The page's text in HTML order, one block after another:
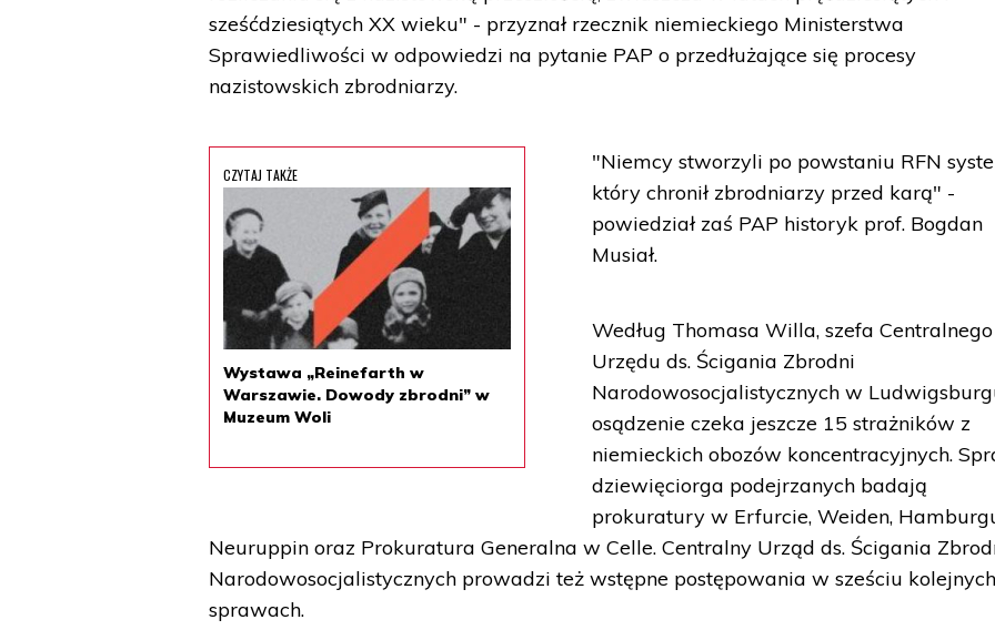
sześćdziesiątych XX wieku" - przyznał rzecznik niemieckiego Ministerstwa
Sprawiedliwości w odpowiedzi na pytanie PAP o przedłużające się procesy
nazistowskich zbrodniarzy.
CZYTAJ TAKŻE
Wystawa „Reinefarth w
Warszawie. Dowody zbrodni” w
Muzeum Woli
"Niemcy stworzyli po powstaniu RFN
który chronił zbrodniarzy przed karą" -
powiedział zaś PAP historyk prof. Bogdan
Musiał.
Według Thomasa Willa, szefa Centralnego
Urzędu ds. Ścigania Zbrodni
Narodowosocjalistycznych w
osądzenie czeka jeszcze 15 strażników z
niemieckich obozów koncentracyjnych.
dziewięciorga podejrzanych badają
prokuratury w Erfurcie, Weiden,
Neuruppin oraz Prokuratura Generalna w Celle. Centralny Urząd ds. Ścigania
Narodowosocjalistycznych prowadzi też wstępne postępowania w sześciu
sprawach.